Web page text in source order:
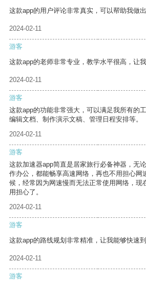
这款app的用户评论非常真实，可以帮助我做出
2024-02-11
游客
这款app的老师非常专业，教学水平很高，让
2024-02-11
游客
这款app的功能非常强大，可以满足我所有的
编辑文档、制作演示文稿、管理日程安排等。
2024-02-11
游客
这款加速器app简直是居家旅行必备神器，无
作办公，都能畅享高速网络，再也不用担心网
候，经常因为网速慢而无法正常使用网络，现
用担心了。
2024-02-11
游客
这款app的路线规划非常精准，让我能够快速到
2024-02-11
游客